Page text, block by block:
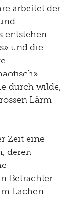
arbeitet der
entstehen
und die
durch wilde,
Lärm
Zeit eine
deren
Betrachter
Lachen